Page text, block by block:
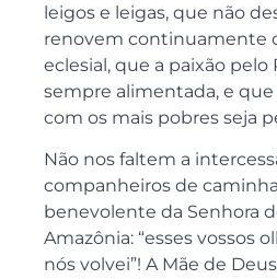
leigos e leigas, que não
renovem continuamente
eclesial, que a paixão pelo
sempre alimentada, e que
com os mais pobres seja
Não nos faltem a
companheiros de
benevolente da Senhora
Amazônia: “esses vossos
nós volvei”! A Mãe de